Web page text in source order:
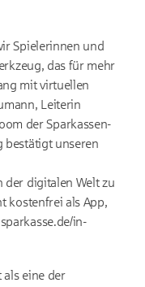
Spielerinnen und
das für mehr
mit virtuellen
Leiterin
der Sparkassen-
bestätigt unseren
der digitalen Welt zu
kostenfrei als App,
in-
als eine der